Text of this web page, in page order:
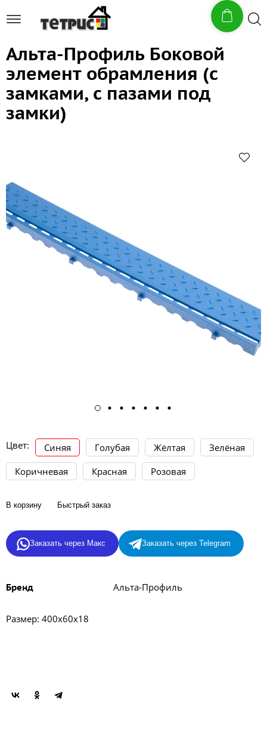
Альта-Профиль Боковой
элемент обрамления (с
замками, с пазами под
замки)
Цвет: Синяя Голубая Жёлтая
Зелёная
Коричневая
Красная Розовая
В корзину Быстрый заказ
Заказать через Макс Заказать через Telegram
Бренд Альта-Профиль
Размер: 400х60х18